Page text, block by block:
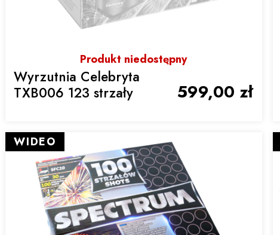
Produkt niedostępny
Wyrzutnia Celebryta
TXB006 123 strzały
599,00 zł
WIDEO